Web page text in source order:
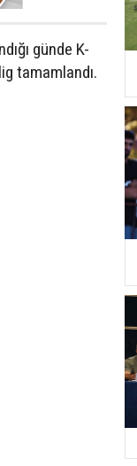
günde K-
tamamlandı.